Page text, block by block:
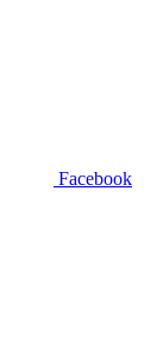
Facebook